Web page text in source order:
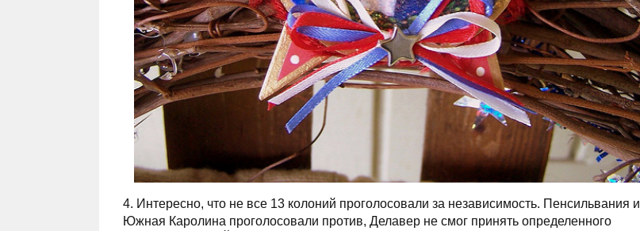
4. Интересно, что не все 13 колоний проголосовали за независимость. Пенсильвания и
Южная Каролина проголосовали против, Делавер не смог принять определенного